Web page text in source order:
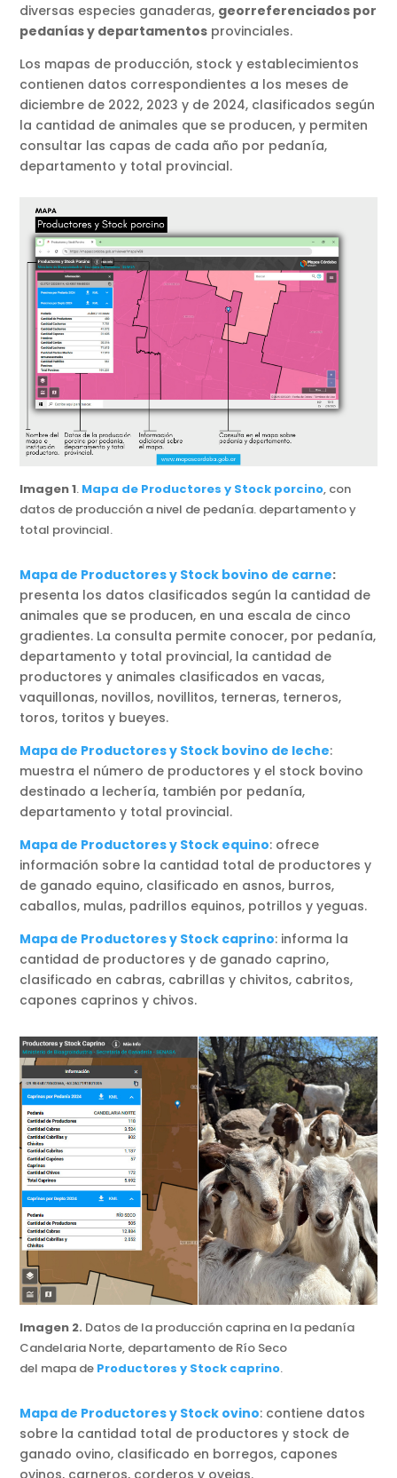
diversas especies ganaderas, georreferenciados por
pedanías y departamentos provinciales.
Los mapas de producción, stock y establecimientos
contienen datos correspondientes a los meses de
diciembre de 2022, 2023 y de 2024, clasificados según
la cantidad de animales que se producen, y permiten
consultar las capas de cada año por pedanía,
departamento y total provincial.
Imagen 1. Mapa de Productores y Stock porcino, con
datos de producción a nivel de pedanía. departamento y
total provincial.
Mapa de Productores y Stock bovino de carne:
presenta los datos clasificados según la cantidad de
animales que se producen, en una escala de cinco
gradientes. La consulta permite conocer, por pedanía,
departamento y total provincial, la cantidad de
productores y animales clasificados en vacas,
vaquillonas, novillos, novillitos, terneras, terneros,
toros, toritos y bueyes.
Mapa de Productores y Stock bovino de leche:
muestra el número de productores y el stock bovino
destinado a lechería, también por pedanía,
departamento y total provincial.
Mapa de Productores y Stock equino: ofrece
información sobre la cantidad total de productores y
de ganado equino, clasificado en asnos, burros,
caballos, mulas, padrillos equinos, potrillos y yeguas.
Mapa de Productores y Stock caprino: informa la
cantidad de productores y de ganado caprino,
clasificado en cabras, cabrillas y chivitos, cabritos,
capones caprinos y chivos.
Imagen 2. Datos de la producción caprina en la pedanía
Candelaria Norte, departamento de Río Seco
del mapa de Productores y Stock caprino.
Mapa de Productores y Stock ovino: contiene datos
sobre la cantidad total de productores y stock de
ganado ovino, clasificado en borregos, capones